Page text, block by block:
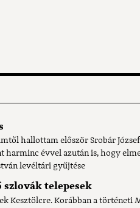
hallottam először Srobár
harminc évvel azután is, hogy
levéltári gyűjtése
szlovák telepesek
Kesztölcre. Korábban a történeti